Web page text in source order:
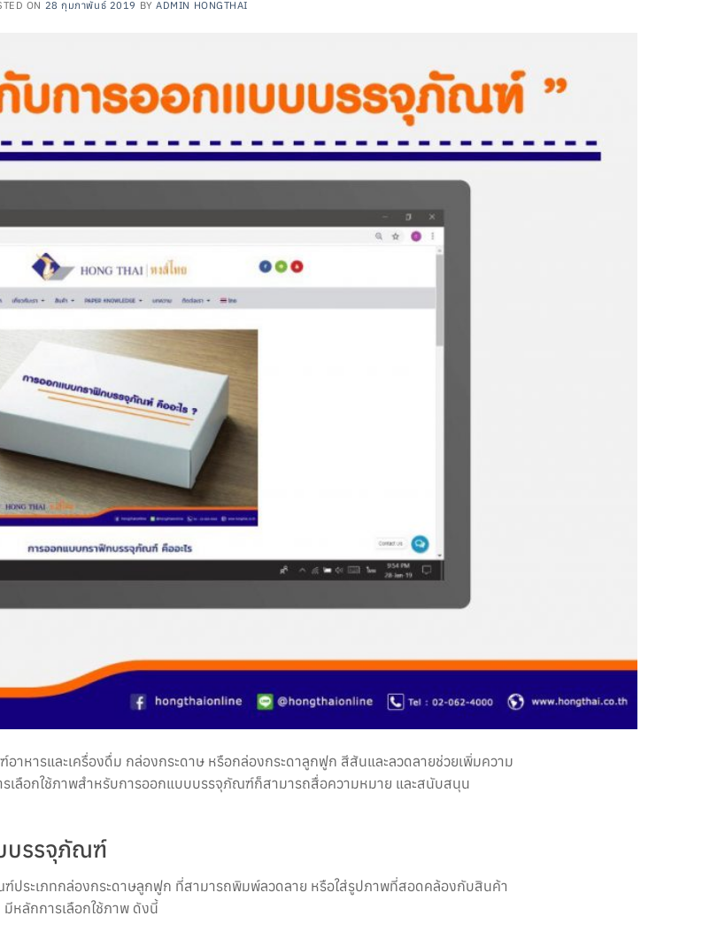
ON 28 กุมภาพันธ์ 2019 BYADMIN HONGTHAI
หารและเครื่องดื่ม กล่องกระดาษ หรือกล่องกระดาลูกฟูก สีสันและลวดลายช่วยเพิ่มความ
รเลือกใช้ภาพสำหรับการออกแบบบรรจุภัณฑ์ก็สามารถสื่อความหมาย และสนับสนุน
บรรจุภัณฑ์
ประเภทกล่องกระดาษลูกฟูก ที่สามารถพิมพ์ลวดลาย หรือใส่รูปภาพที่สอดคล้องกับสินค้า
หลักการเลือกใช้ภาพ ดังนี้